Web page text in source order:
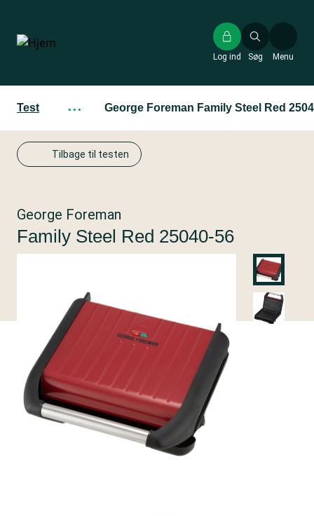
hovedindhold
Søg
Log ind Menu
Test ··· George Foreman Family Steel Red
Tilbage til testen
George Foreman
Family Steel Red 25040-56